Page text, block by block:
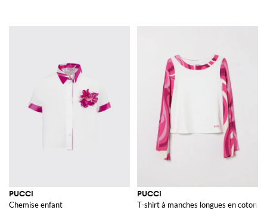
PUCCI
Chemise enfant
PUCCI
T-shirt à manches longues en coton